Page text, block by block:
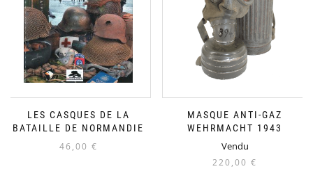
LES CASQUES DE LA
BATAILLE DE NORMANDIE
46,00 €
MASQUE ANTI-GAZ
WEHRMACHT 1943
Vendu
220,00 €